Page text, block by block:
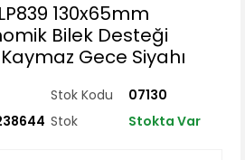
130x65mm
Bilek Desteği
Gece Siyahı
Stok Kodu
07130
Stok Stokta Var